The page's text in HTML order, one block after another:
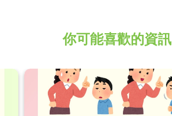
你可能喜歡的資訊